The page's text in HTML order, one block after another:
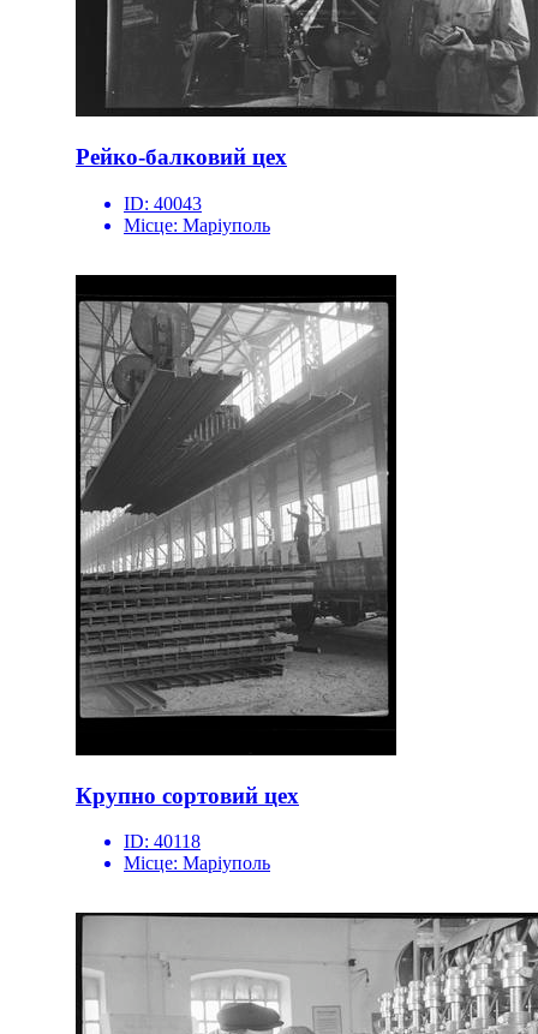
Рейко-балковий цех
ID: 40043
Місце: Маріуполь
Крупно сортовий цех
ID: 40118
Місце: Маріуполь